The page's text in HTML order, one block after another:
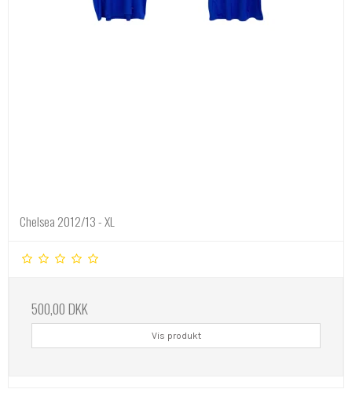
Chelsea 2012/13 - XL
500,00 DKK
Vis produkt